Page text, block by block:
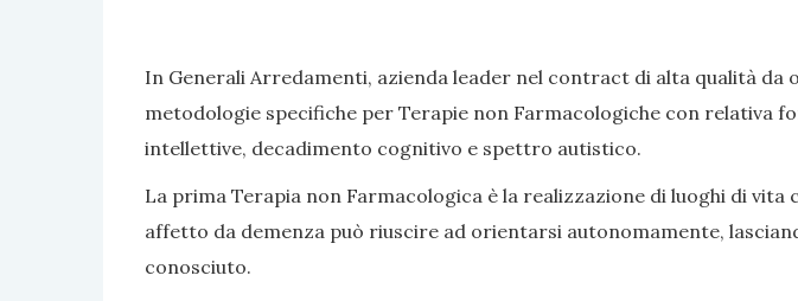
In Generali Arredamenti, azienda leader nel contract di alta qualità
metodologie specifiche per Terapie non Farmacologiche con relativa
intellettive, decadimento cognitivo e spettro autistico.
La prima Terapia non Farmacologica è la realizzazione di luoghi di
affetto da demenza può riuscire ad orientarsi autonomamente,
conosciuto.